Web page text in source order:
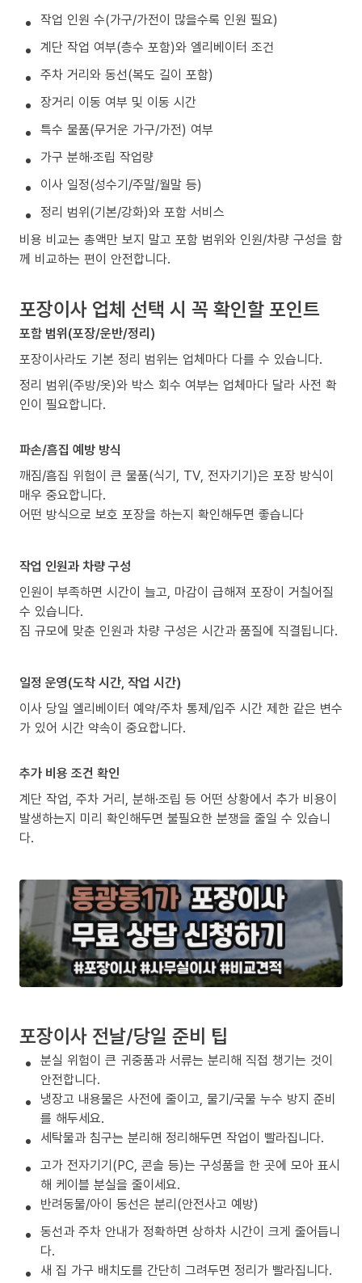
작업 인원 수(가구/가전이 많을수록 인원 필요)
계단 작업 여부(층수 포함)와 엘리베이터 조건
주차 거리와 동선(복도 길이 포함)
장거리 이동 여부 및 이동 시간
특수 물품(무거운 가구/가전) 여부
가구 분해·조립 작업량
이사 일정(성수기/주말/월말 등)
정리 범위(기본/강화)와 포함 서비스
비용 비교는 총액만 보지 말고 포함 범위와 인원/차량 구성을 함
께 비교하는 편이 안전합니다.
포장이사 업체 선택 시 꼭 확인할 포인트
포함 범위(포장/운반/정리)
포장이사라도 기본 정리 범위는 업체마다 다를 수 있습니다.
정리 범위(주방/옷)와 박스 회수 여부는 업체마다 달라 사전 확
인이 필요합니다.
파손/흠집 예방 방식
깨짐/흠집 위험이 큰 물품(식기, TV, 전자기기)은 포장 방식이
매우 중요합니다.
어떤 방식으로 보호 포장을 하는지 확인해두면 좋습니다
작업 인원과 차량 구성
인원이 부족하면 시간이 늘고, 마감이 급해져 포장이 거칠어질
수 있습니다.
짐 규모에 맞춘 인원과 차량 구성은 시간과 품질에 직결됩니다.
일정 운영(도착 시간, 작업 시간)
이사 당일 엘리베이터 예약/주차 통제/입주 시간 제한 같은 변수
가 있어 시간 약속이 중요합니다.
추가 비용 조건 확인
계단 작업, 주차 거리, 분해·조립 등 어떤 상황에서 추가 비용이
발생하는지 미리 확인해두면 불필요한 분쟁을 줄일 수 있습니
다.
포장이사 전날/당일 준비 팁
분실 위험이 큰 귀중품과 서류는 분리해 직접 챙기는 것이
안전합니다.
냉장고 내용물은 사전에 줄이고, 물기/국물 누수 방지 준비
를 해두세요.
세탁물과 침구는 분리해 정리해두면 작업이 빨라집니다.
고가 전자기기(PC, 콘솔 등)는 구성품을 한 곳에 모아 표시
해 케이블 분실을 줄이세요.
반려동물/아이 동선은 분리(안전사고 예방)
동선과 주차 안내가 정확하면 상하차 시간이 크게 줄어듭니
다.
새 집 가구 배치도를 간단히 그려두면 정리가 빨라집니다.